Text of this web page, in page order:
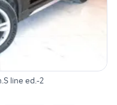
line ed.-2